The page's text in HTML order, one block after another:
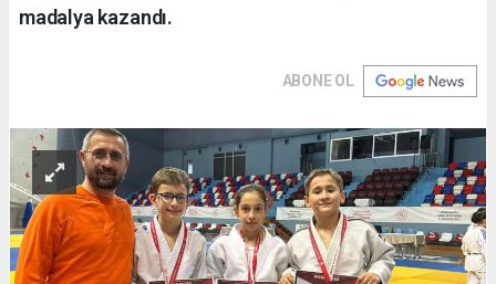
madalya kazandı.
ABONE OL